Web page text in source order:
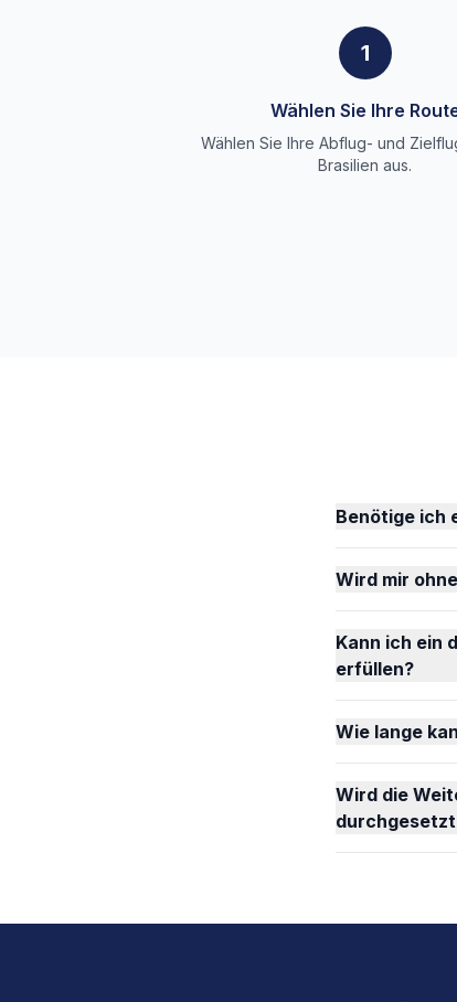
1
Wählen Sie Ihre
Wählen Sie Ihre Abflug- und
Brasilien aus.
Benötige ich
Wird mir
Kann ich ein
erfüllen?
Wie lange
Wird die